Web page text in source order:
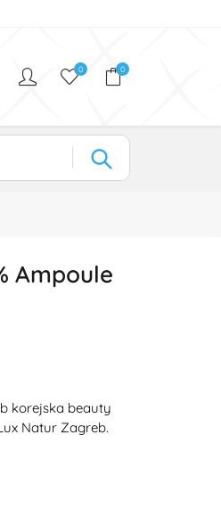
0 0
Ampoule
korejska beauty
Natur Zagreb.